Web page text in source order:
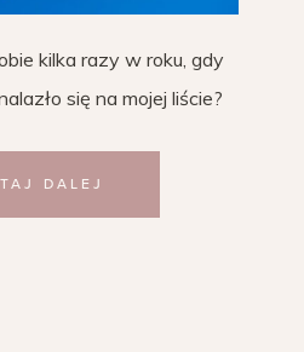
kilka razy w roku, gdy
się na mojej liście?
DALEJ